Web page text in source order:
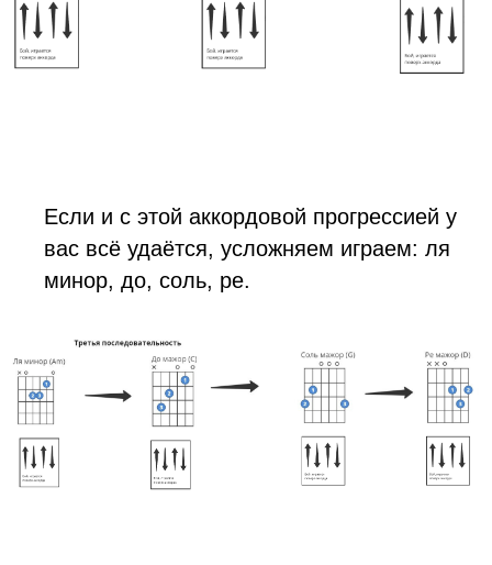
Если и с этой аккордовой прогрессией у
вас всё удаётся, усложняем играем: ля
минор, до, соль, ре.